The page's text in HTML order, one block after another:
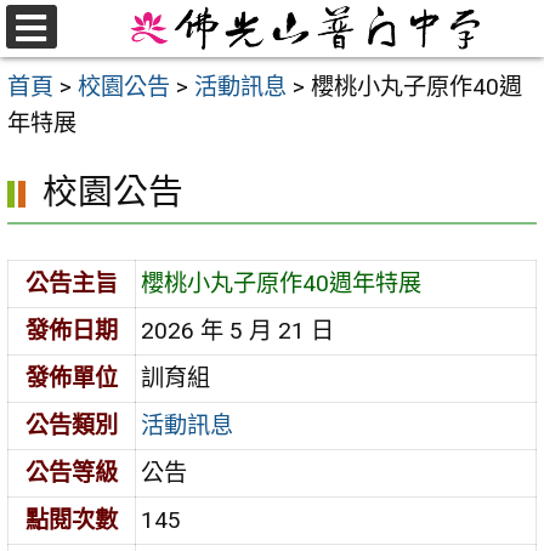
跳
至
主
要
首頁 > 校園公告 > 活動訊息 > 櫻桃小丸子原作40週
年特展
校園公告
公告主旨
櫻桃小丸子原作40週年特展
發佈日期
2026 年 5 月 21 日
發佈單位
訓育組
公告類別
活動訊息
公告等級
公告
點閱次數
145
選
單